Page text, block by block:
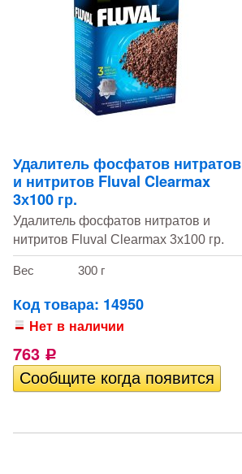
Удалитель фосфатов нитратов
и нитритов Fluval Clearmax
3х100 гр.
Удалитель фосфатов нитратов и
нитритов Fluval Clearmax 3х100 гр.
Вес 300 г
Код товара: 14950
Нет в наличии
763 Р